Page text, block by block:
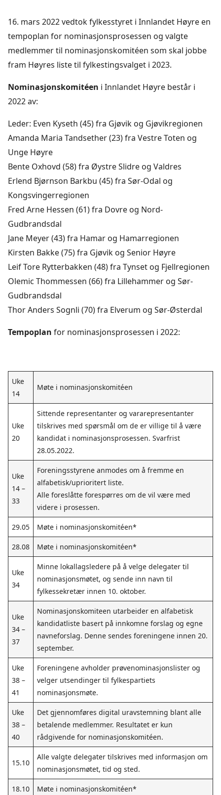
16. mars 2022 vedtok fylkesstyret i Innlandet Høyre en
tempoplan for nominasjonsprosessen og valgte
medlemmer til nominasjonskomitéen som skal jobbe
fram Høyres liste til fylkestingsvalget i 2023.
Nominasjonskomitéen i Innlandet Høyre består i
2022 av:
Leder: Even Kyseth (45) fra Gjøvik og Gjøvikregionen
Amanda Maria Tandsether (23) fra Vestre Toten og
Unge Høyre
Bente Oxhovd (58) fra Øystre Slidre og Valdres
Erlend Bjørnson Barkbu (45) fra Sør-Odal og
Kongsvingerregionen
Fred Arne Hessen (61) fra Dovre og Nord-
Gudbrandsdal
Jane Meyer (43) fra Hamar og Hamarregionen
Kirsten Bakke (75) fra Gjøvik og Senior Høyre
Leif Tore Rytterbakken (48) fra Tynset og Fjellregionen
Olemic Thommessen (66) fra Lillehammer og Sør-
Gudbrandsdal
Thor Anders Sognli (70) fra Elverum og Sør-Østerdal
Tempoplan for nominasjonsprosessen i 2022:
Uke
14
Møte i nominasjonskomitéen
Uke
20
Sittende representanter og vararepresentanter
tilskrives med spørsmål om de er villige til å være
kandidat i nominasjonsprosessen. Svarfrist
28.05.2022.
Uke
14 –
33
Foreningsstyrene anmodes om å fremme en
alfabetisk/uprioritert liste.
Alle foreslåtte forespørres om de vil være med
videre i prosessen.
29.05 Møte i nominasjonskomitéen*
28.08 Møte i nominasjonskomitéen*
Uke
34
Minne lokallagsledere på å velge delegater til
nominasjonsmøtet, og sende inn navn til
fylkessekretær innen 10. oktober.
Uke
34 –
37
Nominasjonskomiteen utarbeider en alfabetisk
kandidatliste basert på innkomne forslag og egne
navneforslag. Denne sendes foreningene innen 20.
september.
Uke
38 –
41
Foreningene avholder prøvenominasjonslister og
velger utsendinger til fylkespartiets
nominasjonsmøte.
Uke
38 –
40
Det gjennomføres digital uravstemning blant alle
betalende medlemmer. Resultatet er kun
rådgivende for nominasjonskomitéen.
15.10
Alle valgte delegater tilskrives med informasjon om
nominasjonsmøtet, tid og sted.
18.10 Møte i nominasjonskomitéen*